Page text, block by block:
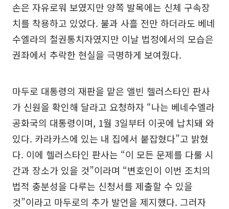
손은 자유로워 보였지만 양쪽 발목에는 신체 구속장
치를 착용하고 있었다. 불과 사흘 전만 하더라도 베네
수엘라의 철권통치자였지만 이날 법정에서의 모습은
권좌에서 추락한 현실을 극명하게 보여줬다.
마두로 대통령의 재판을 맡은 앨빈 헬러스타인 판사
가 신원을 확인해 달라고 요청하자 “나는 베네수엘라
공화국의 대통령이며, 1월 3일부터 이곳에 납치돼 와
있다. 카라카스에 있는 내 집에서 붙잡혔다”고 밝혔
다. 이에 헬러스타인 판사는 “이 모든 문제를 다룰 시
간과 장소가 있을 것”이라며 “변호인이 이번 조치의
법적 충분성을 다루는 신청서를 제출할 수 있을
것”이라고 마두로의 추가 발언을 제지했다. 그러자